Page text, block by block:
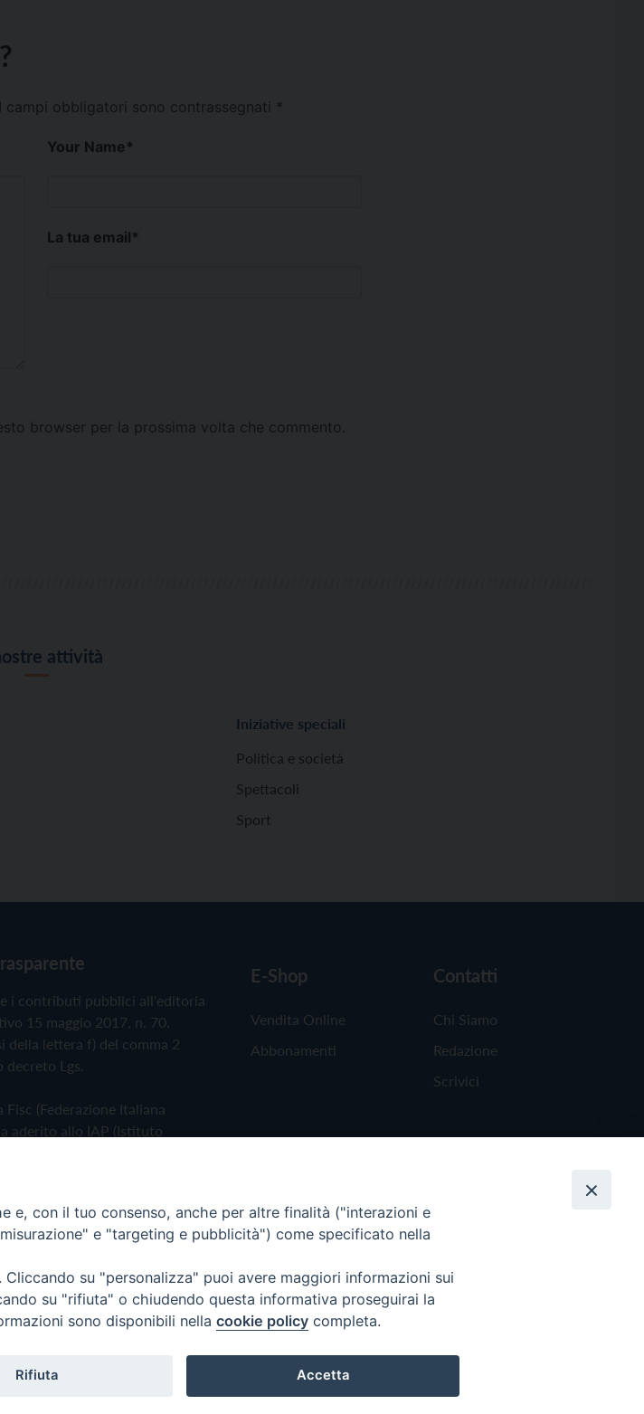
I campi obbligatori sono contrassegnati *
Your Name*
La tua email*
browser per la prossima volta che commento.
attività
Iniziative speciali
Politica e società
Spettacoli
Sport
i contributi pubblici all'editoria
15 maggio 2017, n. 70.
della lettera f) del comma 2
Lgs.
(Federazione Italiana
aderito allo IAP (Istituto
Policy
E-Shop
Vendita Online
Abbonamenti
Contatti
Chi Siamo
Redazione
Scrivici
e, con il tuo consenso, anche per altre finalità ("interazioni e
e "targeting e pubblicità") come specificato nella
su "personalizza" puoi avere maggiori informazioni sui
su "rifiuta" o chiudendo questa informativa proseguirai la
sono disponibili nella cookie policy completa.
Rifiuta Accetta